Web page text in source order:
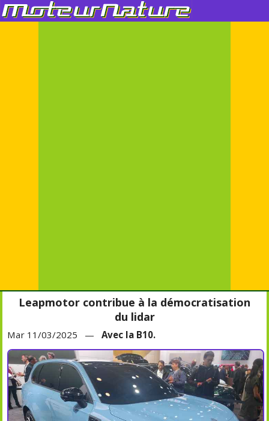
Leapmotor contribue à la démocratisation
du lidar
Mar 11/03/2025 —Avec la B10.